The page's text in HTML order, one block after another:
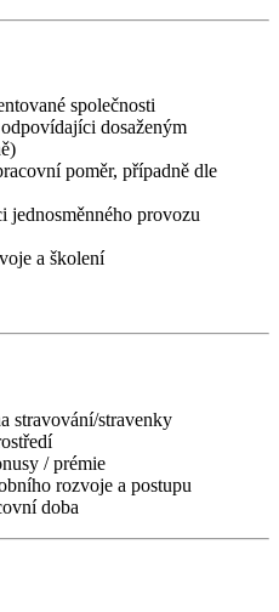
společnosti
dosaženým
poměr, případně dle
jednosměnného provozu
a školení
stravování/stravenky
/ prémie
rozvoje a postupu
doba